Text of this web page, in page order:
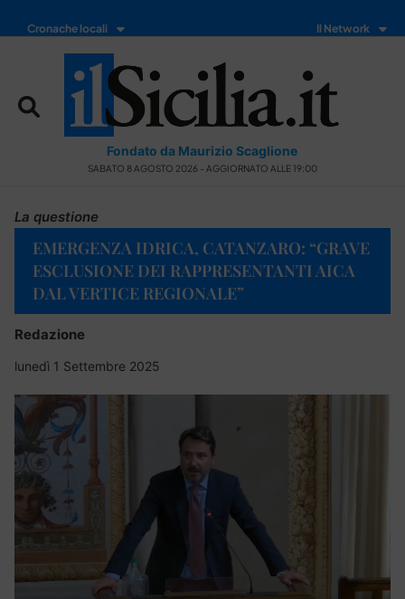
Cronache locali Il Network
Fondato da Maurizio Scaglione
SABATO 8 AGOSTO 2026 - AGGIORNATO ALLE 19:00
La questione
EMERGENZA IDRICA, CATANZARO: “GRAVE
ESCLUSIONE DEI RAPPRESENTANTI AICA
DAL VERTICE REGIONALE”
Redazione
lunedì 1 Settembre 2025